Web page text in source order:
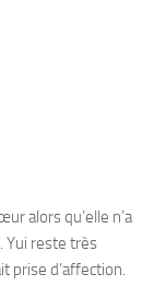
alors qu’elle n’a
Yui reste très
prise d’affection.